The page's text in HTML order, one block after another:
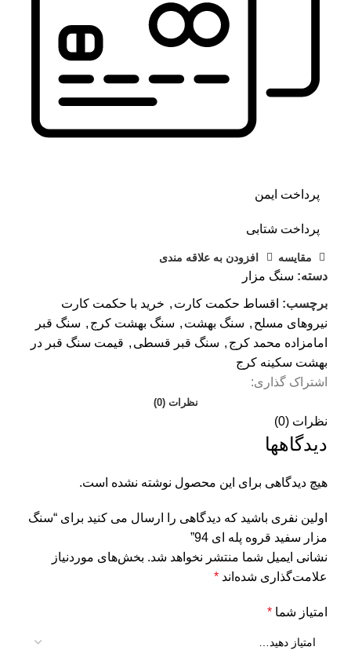
پرداخت ایمن
پرداخت شتابی
مقايسه افزودن به علاقه مندی
دسته: سنگ مزار
برچسب: اقساط حکمت کارت , خرید با حکمت کارت
نیروهای مسلح , سنگ بهشت , سنگ بهشت کرج , سنگ قبر
امامزاده محمد کرج , سنگ قبر قسطی , قیمت سنگ قبر در
بهشت سکینه کرج
اشتراک گذاری:
نظرات (0)
نظرات (0)
دیدگاهها
هیچ دیدگاهی برای این محصول نوشته نشده است.
اولین نفری باشید که دیدگاهی را ارسال می کنید برای “سنگ
مزار سفید قروه پله ای 94”
نشانی ایمیل شما منتشر نخواهد شد. بخش‌های موردنیاز
علامت‌گذاری شده‌اند *
امتیاز شما *